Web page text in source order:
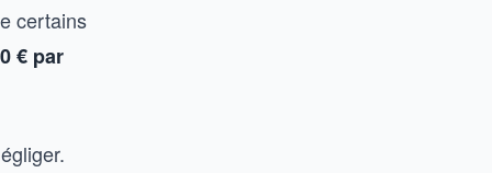
certains
€ par